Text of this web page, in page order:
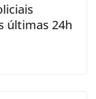
últimas 24h